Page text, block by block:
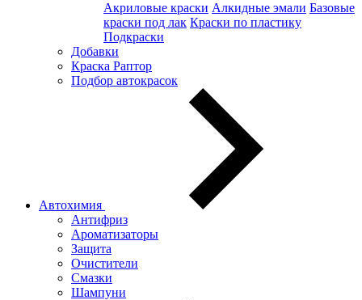
Акриловые краски Алкидные эмали Базовые
краски под лак Краски по пластику
Подкраски
Добавки
Краска Раптор
Подбор автокрасок
Автохимия
Антифриз
Ароматизаторы
Защита
Очистители
Смазки
Шампуни